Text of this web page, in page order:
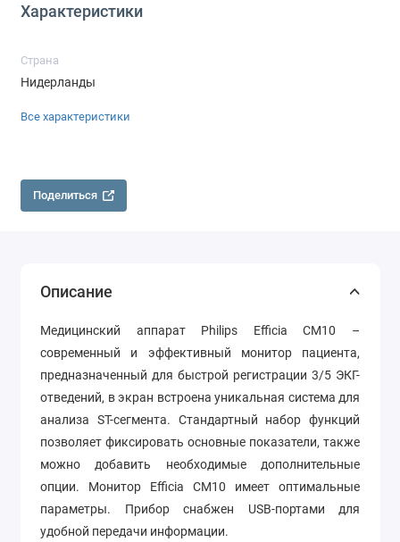
Характеристики
Страна
Нидерланды
Все характеристики
Поделиться
Описание
Медицинский аппарат Philips Efficia CM10 –
современный и эффективный монитор пациента,
предназначенный для быстрой регистрации 3/5 ЭКГ-
отведений, в экран встроена уникальная система для
анализа ST-сегмента. Стандартный набор функций
позволяет фиксировать основные показатели, также
можно добавить необходимые дополнительные
опции. Монитор Efficia CM10 имеет оптимальные
параметры. Прибор снабжен USB-портами для
удобной передачи информации.